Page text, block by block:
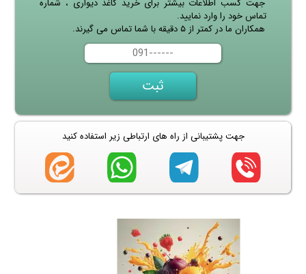
جهت کسب اطلاعات بیشتر برای خرید کاغذ دیواری ، شماره
تماس خود را وارد نمایید.
همکاران ما در کمتر از ۵ دقیقه با شما تماس می گیرند.
جهت پشتیبانی از راه های ارتباطی زیر استفاده کنید